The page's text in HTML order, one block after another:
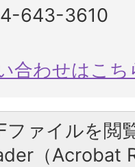
643-3610
合わせはこち
ファイルを閲
（Acrobat